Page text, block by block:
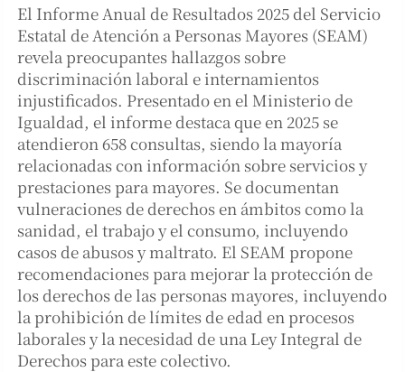
El Informe Anual de Resultados 2025 del Servicio
Estatal de Atención a Personas Mayores (SEAM)
revela preocupantes hallazgos sobre
discriminación laboral e internamientos
injustificados. Presentado en el Ministerio de
Igualdad, el informe destaca que en 2025 se
atendieron 658 consultas, siendo la mayoría
relacionadas con información sobre servicios y
prestaciones para mayores. Se documentan
vulneraciones de derechos en ámbitos como la
sanidad, el trabajo y el consumo, incluyendo
casos de abusos y maltrato. El SEAM propone
recomendaciones para mejorar la protección de
los derechos de las personas mayores, incluyendo
la prohibición de límites de edad en procesos
laborales y la necesidad de una Ley Integral de
Derechos para este colectivo.